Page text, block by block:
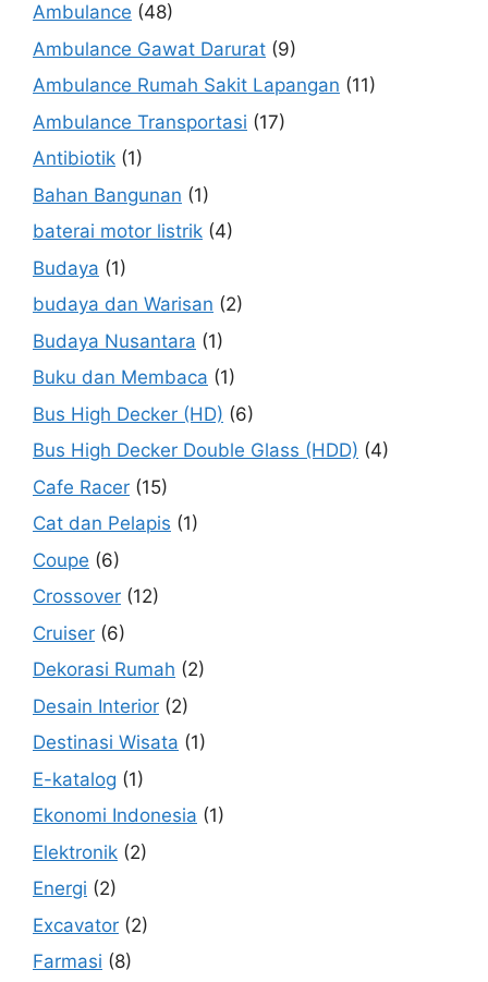
Ambulance (48)
Ambulance Gawat Darurat (9)
Ambulance Rumah Sakit Lapangan (11)
Ambulance Transportasi (17)
Antibiotik (1)
Bahan Bangunan (1)
baterai motor listrik (4)
Budaya (1)
budaya dan Warisan (2)
Budaya Nusantara (1)
Buku dan Membaca (1)
Bus High Decker (HD) (6)
Bus High Decker Double Glass (HDD) (4)
Cafe Racer (15)
Cat dan Pelapis (1)
Coupe (6)
Crossover (12)
Cruiser (6)
Dekorasi Rumah (2)
Desain Interior (2)
Destinasi Wisata (1)
E-katalog (1)
Ekonomi Indonesia (1)
Elektronik (2)
Energi (2)
Excavator (2)
Farmasi (8)